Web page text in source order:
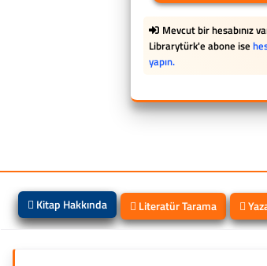
Mevcut bir hesabınız
Librarytürk'e abone ise
yapın.
Kitap Hakkında Literatür Tarama